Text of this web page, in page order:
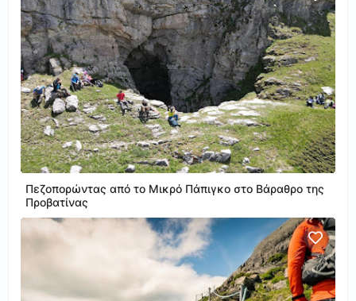
Πεζοπορώντας από το Μικρό Πάπιγκο στο Βάραθρο της
Προβατίνας